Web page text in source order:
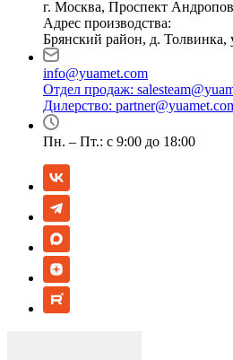
г. Москва, Проспект
Адрес производства:
Брянский район, д. Толвинка,
info@yuamet.com
Отдел продаж:
Дилерство:
Пн. – Пт.: с 9:00 до 18:00